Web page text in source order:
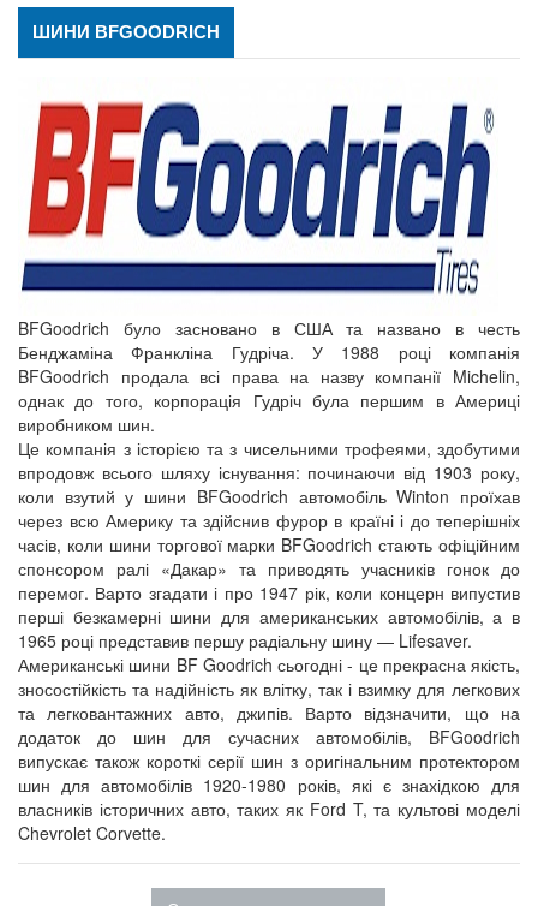
ШИНИ BFGOODRICH
BFGoodrich було засновано в США та названо в честь
Бенджаміна Франкліна Гудріча. У 1988 році компанія
BFGoodrich продала всі права на назву компанії Michelin,
однак до того, корпорація Гудріч була першим в Америці
виробником шин.
Це компанія з історією та з чисельними трофеями, здобутими
впродовж всього шляху існування: починаючи від 1903 року,
коли взутий у шини BFGoodrich автомобіль Winton проїхав
через всю Америку та здійснив фурор в країні і до теперішніх
часів, коли шини торгової марки BFGoodrich стають офіційним
спонсором ралі «Дакар» та приводять учасників гонок до
перемог. Варто згадати і про 1947 рік, коли концерн випустив
перші безкамерні шини для американських автомобілів, а в
1965 році представив першу радіальну шину — Lifesaver.
Американські шини BF Goodrich сьогодні - це прекрасна якість,
зносостійкість та надійність як влітку, так і взимку для легкових
та легковантажних авто, джипів. Варто відзначити, що на
додаток до шин для сучасних автомобілів, BFGoodrich
випускає також короткі серії шин з оригінальним протектором
шин для автомобілів 1920-1980 років, які є знахідкою для
власників історичних авто, таких як Ford T, та культові моделі
Chevrolet Corvette.